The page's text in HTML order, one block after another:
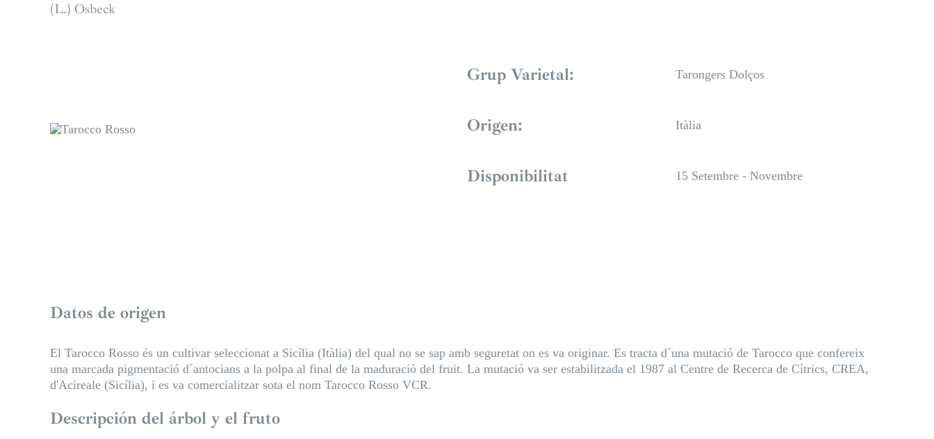
(L.) Osbeck
Grup Varietal: Tarongers Dolços
Origen: Itàlia
Disponibilitat 15 Setembre - Novembre
Datos de origen
El Tarocco Rosso és un cultivar seleccionat a Sicília (Itàlia) del qual no se sap amb seguretat on es va originar. Es tracta d´una mutació de Tarocco que confereix
una marcada pigmentació d´antocians a la polpa al final de la maduració del fruit. La mutació va ser estabilitzada el 1987 al Centre de Recerca de Cítrics, CREA,
d'Acireale (Sicília), i es va comercialitzar sota el nom Tarocco Rosso VCR.
Descripción del árbol y el fruto